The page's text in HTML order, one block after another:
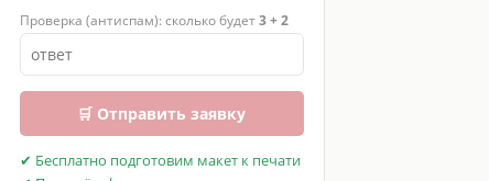
Проверка (антиспам): сколько будет3 + 2
🛒 Отправить заявку
✔ Бесплатно подготовим макет к печати